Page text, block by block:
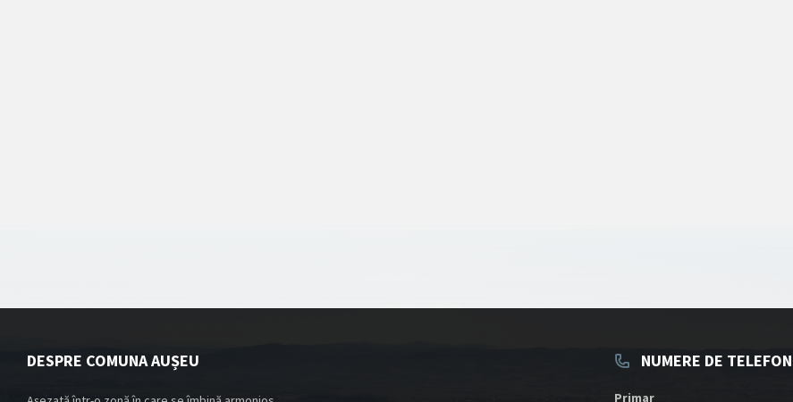
DESPRE COMUNA AUȘEU NUMERE DE TELEFON
Primar